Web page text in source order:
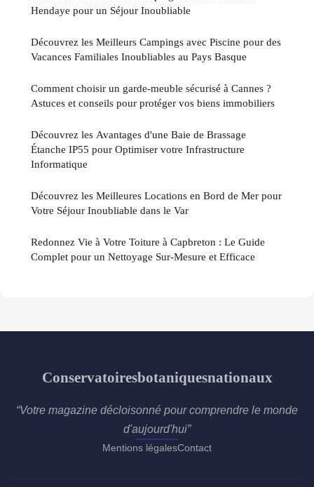
Hendaye pour un Séjour Inoubliable
Découvrez les Meilleurs Campings avec Piscine pour des
Vacances Familiales Inoubliables au Pays Basque
Comment choisir un garde-meuble sécurisé à Cannes ?
Astuces et conseils pour protéger vos biens immobiliers
Découvrez les Avantages d'une Baie de Brassage
Étanche IP55 pour Optimiser votre Infrastructure
Informatique
Découvrez les Meilleures Locations en Bord de Mer pour
Votre Séjour Inoubliable dans le Var
Redonnez Vie à Votre Toiture à Capbreton : Le Guide
Complet pour un Nettoyage Sur-Mesure et Efficace
Conservatoiresbotaniquesnationaux
“Votre magazine décloisonné pour comprendre le monde
d'aujourd'hui”
Mentions légalesContact